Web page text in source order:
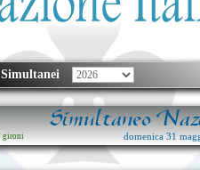
Simultanei
Simultaneo
gironi domenica 31